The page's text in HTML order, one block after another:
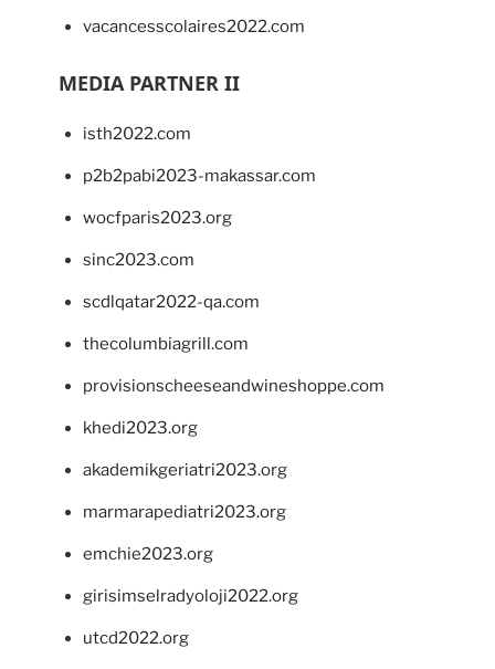
vacancesscolaires2022.com
MEDIA PARTNER II
isth2022.com
p2b2pabi2023-makassar.com
wocfparis2023.org
sinc2023.com
scdlqatar2022-qa.com
thecolumbiagrill.com
provisionscheeseandwineshoppe.com
khedi2023.org
akademikgeriatri2023.org
marmarapediatri2023.org
emchie2023.org
girisimselradyoloji2022.org
utcd2022.org